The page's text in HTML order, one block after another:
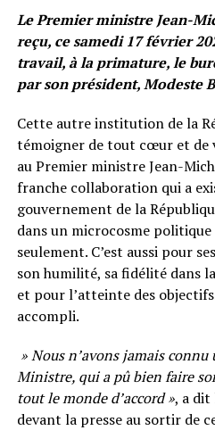
Le Premier ministre Jean-
reçu, ce samedi 17 février
travail, à la primature, le
par son président, Modeste
Cette autre institution de la
témoigner de tout cœur et de
au Premier ministre Jean-
franche collaboration qui a
gouvernement de la
dans un microcosme
seulement. C’est aussi pour
son humilité, sa fidélité dans
et pour l’atteinte des
accompli.
» Nous n’avons jamais
Ministre, qui a pû bien faire
tout le monde d’accord », a dit
devant la presse au sortir de